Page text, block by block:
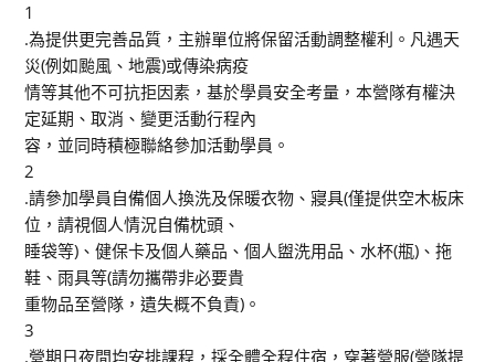
1
.為提供更完善品質，主辦單位將保留活動調整權利。凡遇天
災(例如颱風、地震)或傳染病疫
情等其他不可抗拒因素，基於學員安全考量，本營隊有權決
定延期、取消、變更活動行程內
容，並同時積極聯絡參加活動學員。
2
.請參加學員自備個人換洗及保暖衣物、寢具(僅提供空木板床
位，請視個人情況自備枕頭、
睡袋等)、健保卡及個人藥品、個人盥洗用品、水杯(瓶)、拖
鞋、雨具等(請勿攜帶非必要貴
重物品至營隊，遺失概不負責)。
3
.營期日夜間均安排課程，採全體全程住宿，穿著營服(營隊提